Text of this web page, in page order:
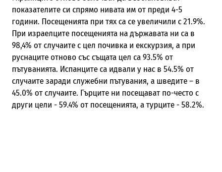
показателите си спрямо нивата им от преди 4-5
години. Посещенията при тях са се увеличили с 21.9%.
При израелците посещенията на държавата ни са в
98,4% от случаите с цел почивка и екскурзия, а при
руснаците отново със същата цел са 93.5% от
пътуванията. Испанците са идвали у нас в 54.5% от
случаите заради служебни пътувания, а шведите – в
45.0% от случаите. Гърците ни посещават по-често с
други цели - 59.4% от посещенията, а турците - 58.2%.